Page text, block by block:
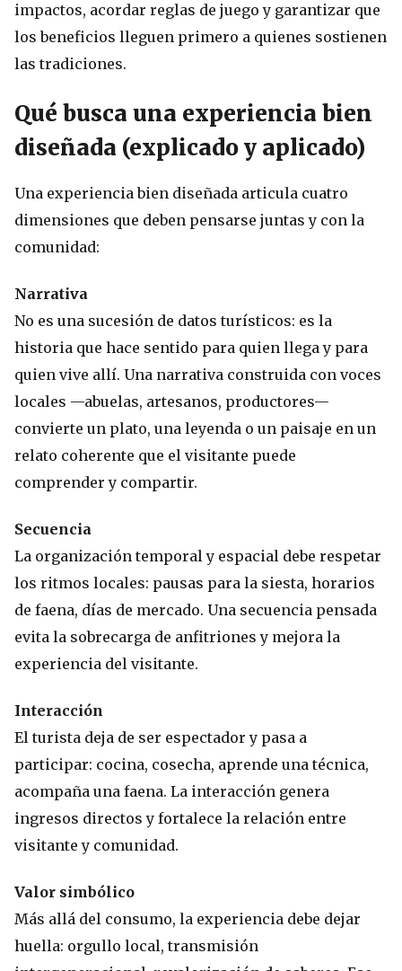
impactos, acordar reglas de juego y garantizar que
los beneficios lleguen primero a quienes sostienen
las tradiciones.
Qué busca una experiencia bien
diseñada (explicado y aplicado)
Una experiencia bien diseñada articula cuatro
dimensiones que deben pensarse juntas y con la
comunidad:
Narrativa
No es una sucesión de datos turísticos: es la
historia que hace sentido para quien llega y para
quien vive allí. Una narrativa construida con voces
locales —abuelas, artesanos, productores—
convierte un plato, una leyenda o un paisaje en un
relato coherente que el visitante puede
comprender y compartir.
Secuencia
La organización temporal y espacial debe respetar
los ritmos locales: pausas para la siesta, horarios
de faena, días de mercado. Una secuencia pensada
evita la sobrecarga de anfitriones y mejora la
experiencia del visitante.
Interacción
El turista deja de ser espectador y pasa a
participar: cocina, cosecha, aprende una técnica,
acompaña una faena. La interacción genera
ingresos directos y fortalece la relación entre
visitante y comunidad.
Valor simbólico
Más allá del consumo, la experiencia debe dejar
huella: orgullo local, transmisión